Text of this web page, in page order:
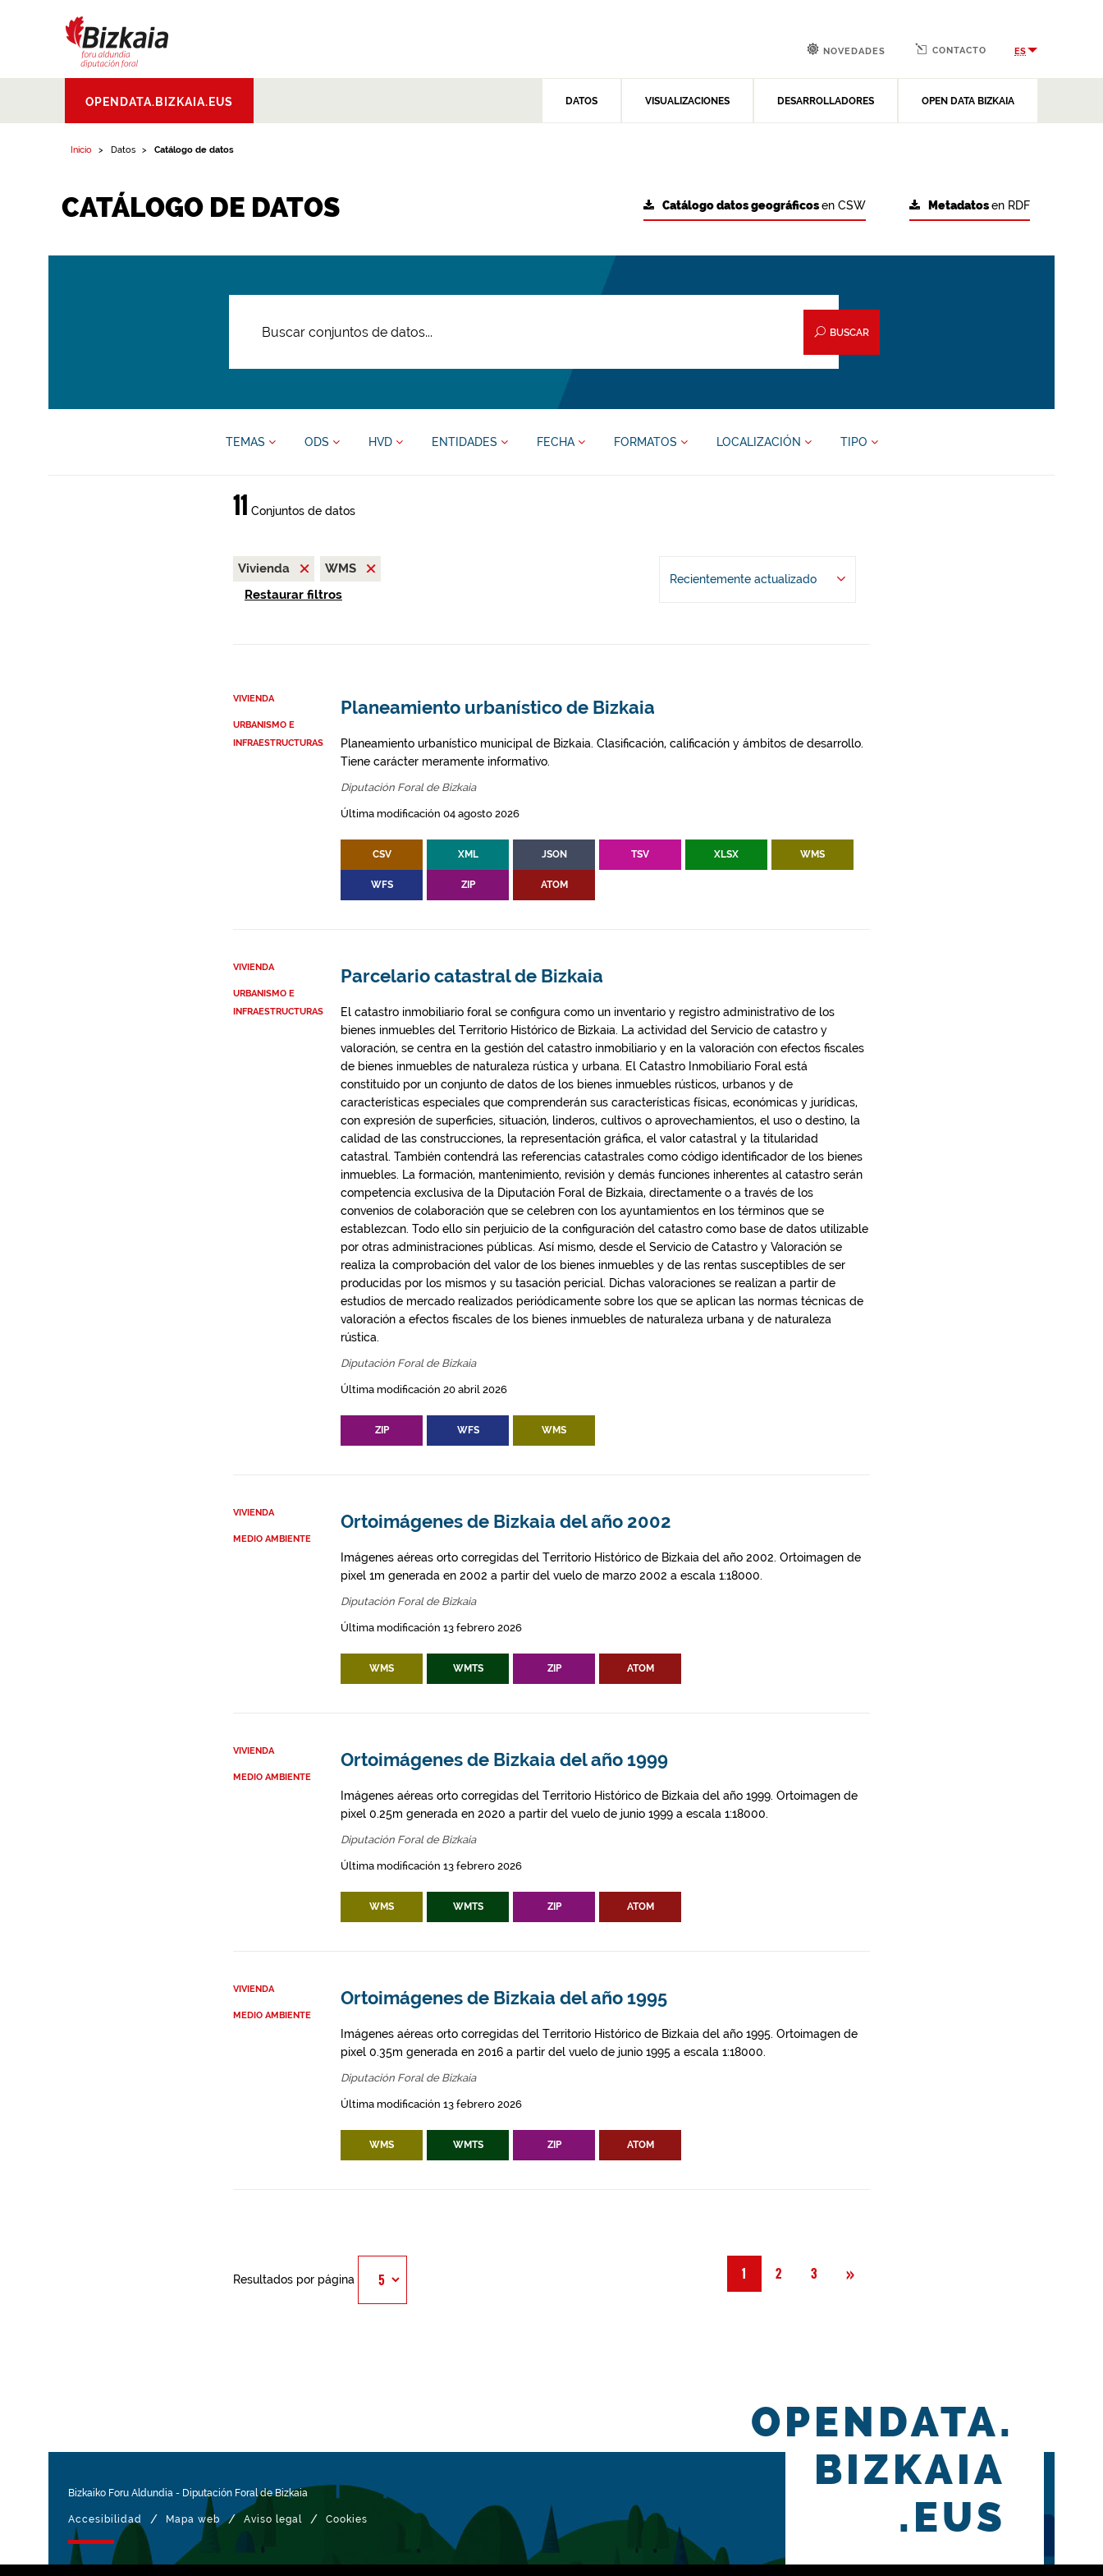
Aldundia.Diputacion
Foral de Bizkaia
OPENDATA.BIZKAIA.EUS DATOS VISUALIZACIONES DESARROLLADORES OPEN DATA BIZKAIA
NOVEDADES CONTACTO ES
Inicio Datos Catálogo de datos
CATÁLOGO DE DATOS Metadatosen RDF
Catálogo datos geográficosen CSW
BUSCAR
TEMAS ODS HVD ENTIDADES FECHA FORMATOS LOCALIZACIÓN TIPO
11 Conjuntos de datos
Vivienda
WMS
Restaurar filtros
Recientemente actualizado
VIVIENDA
URBANISMO E
INFRAESTRUCTURAS
Planeamiento urbanístico de Bizkaia
Planeamiento urbanístico municipal de Bizkaia. Clasificación, calificación y ámbitos de desarrollo.
Tiene carácter meramente informativo.
Diputación Foral de Bizkaia
Última modificación 04 agosto 2026
CSV XML JSON TSV XLSX WMS
WFS ZIP ATOM
VIVIENDA
URBANISMO E
INFRAESTRUCTURAS
Parcelario catastral de Bizkaia
El catastro inmobiliario foral se configura como un inventario y registro administrativo de los
bienes inmuebles del Territorio Histórico de Bizkaia. La actividad del Servicio de catastro y
valoración, se centra en la gestión del catastro inmobiliario y en la valoración con efectos fiscales
de bienes inmuebles de naturaleza rústica y urbana. El Catastro Inmobiliario Foral está
constituido por un conjunto de datos de los bienes inmuebles rústicos, urbanos y de
características especiales que comprenderán sus características físicas, económicas y jurídicas,
con expresión de superficies, situación, linderos, cultivos o aprovechamientos, el uso o destino, la
calidad de las construcciones, la representación gráfica, el valor catastral y la titularidad
catastral. También contendrá las referencias catastrales como código identificador de los bienes
inmuebles. La formación, mantenimiento, revisión y demás funciones inherentes al catastro serán
competencia exclusiva de la Diputación Foral de Bizkaia, directamente o a través de los
convenios de colaboración que se celebren con los ayuntamientos en los términos que se
establezcan. Todo ello sin perjuicio de la configuración del catastro como base de datos utilizable
por otras administraciones públicas. Así mismo, desde el Servicio de Catastro y Valoración se
realiza la comprobación del valor de los bienes inmuebles y de las rentas susceptibles de ser
producidas por los mismos y su tasación pericial. Dichas valoraciones se realizan a partir de
estudios de mercado realizados periódicamente sobre los que se aplican las normas técnicas de
valoración a efectos fiscales de los bienes inmuebles de naturaleza urbana y de naturaleza
rústica.
Diputación Foral de Bizkaia
Última modificación 20 abril 2026
ZIP WFS WMS
VIVIENDA
MEDIO AMBIENTE
Ortoimágenes de Bizkaia del año 2002
Imágenes aéreas orto corregidas del Territorio Histórico de Bizkaia del año 2002. Ortoimagen de
pixel 1m generada en 2002 a partir del vuelo de marzo 2002 a escala 1:18000.
Diputación Foral de Bizkaia
Última modificación 13 febrero 2026
WMS WMTS ZIP ATOM
VIVIENDA
MEDIO AMBIENTE
Ortoimágenes de Bizkaia del año 1999
Imágenes aéreas orto corregidas del Territorio Histórico de Bizkaia del año 1999. Ortoimagen de
pixel 0.25m generada en 2020 a partir del vuelo de junio 1999 a escala 1:18000.
Diputación Foral de Bizkaia
Última modificación 13 febrero 2026
WMS WMTS ZIP ATOM
VIVIENDA
MEDIO AMBIENTE
Ortoimágenes de Bizkaia del año 1995
Imágenes aéreas orto corregidas del Territorio Histórico de Bizkaia del año 1995. Ortoimagen de
pixel 0.35m generada en 2016 a partir del vuelo de junio 1995 a escala 1:18000.
Diputación Foral de Bizkaia
Última modificación 13 febrero 2026
WMS WMTS ZIP ATOM
1 2 3 »
Resultados por página
Bizkaiko Foru Aldundia - Diputación Foral de Bizkaia
Accesibilidad / Mapa web / Aviso legal / Cookies
OPENDATA.
BIZKAIA
.EUS